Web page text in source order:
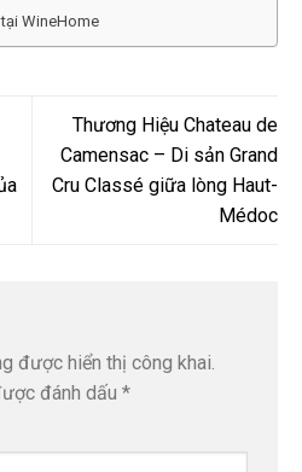
WineHome
Thương Hiệu Chateau de
Camensac – Di sản Grand
Cru Classé giữa lòng Haut-
Médoc
được hiển thị công khai.
đánh dấu *